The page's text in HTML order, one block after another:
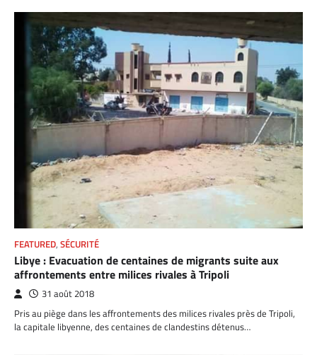
FEATURED, SÉCURITÉ
Libye : Evacuation de centaines de migrants suite aux
affrontements entre milices rivales à Tripoli
31 août 2018
Pris au piège dans les affrontements des milices rivales près de Tripoli,
la capitale libyenne, des centaines de clandestins détenus…